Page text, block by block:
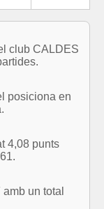
club CALDES
posiciona en
4,08 punts
un total